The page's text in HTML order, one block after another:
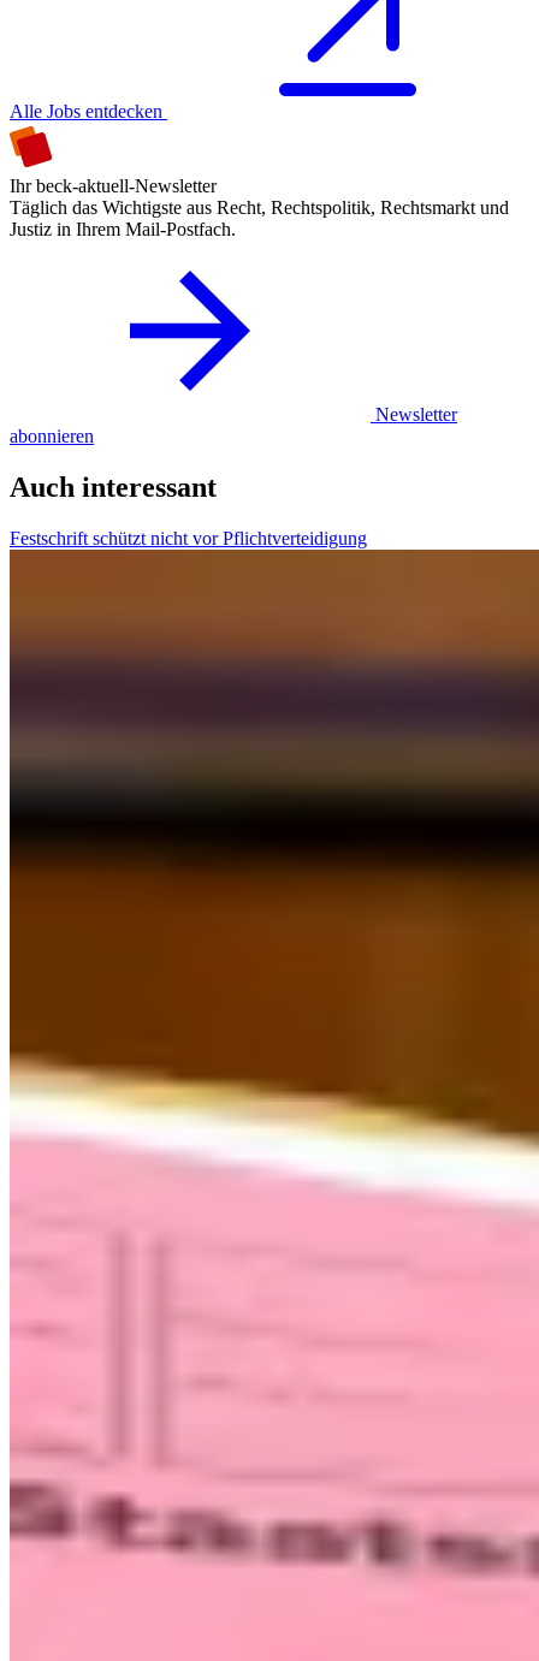
Alle Jobs entdecken
Ihr beck-aktuell-Newsletter
Täglich das Wichtigste aus Recht, Rechtspolitik, Rechtsmarkt und
Justiz in Ihrem Mail-Postfach.
Newsletter
abonnieren
Auch interessant
Festschrift schützt nicht vor Pflichtverteidigung